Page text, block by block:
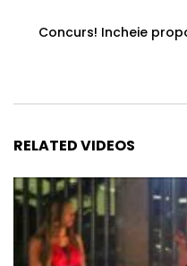
Concurs! Incheie
RELATED VIDEOS